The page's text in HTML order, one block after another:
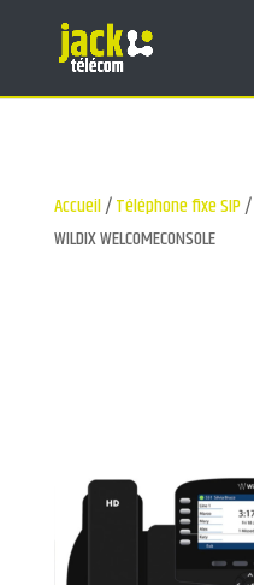
Accueil/Téléphone fixe SIP/
WILDIX WELCOMECONSOLE